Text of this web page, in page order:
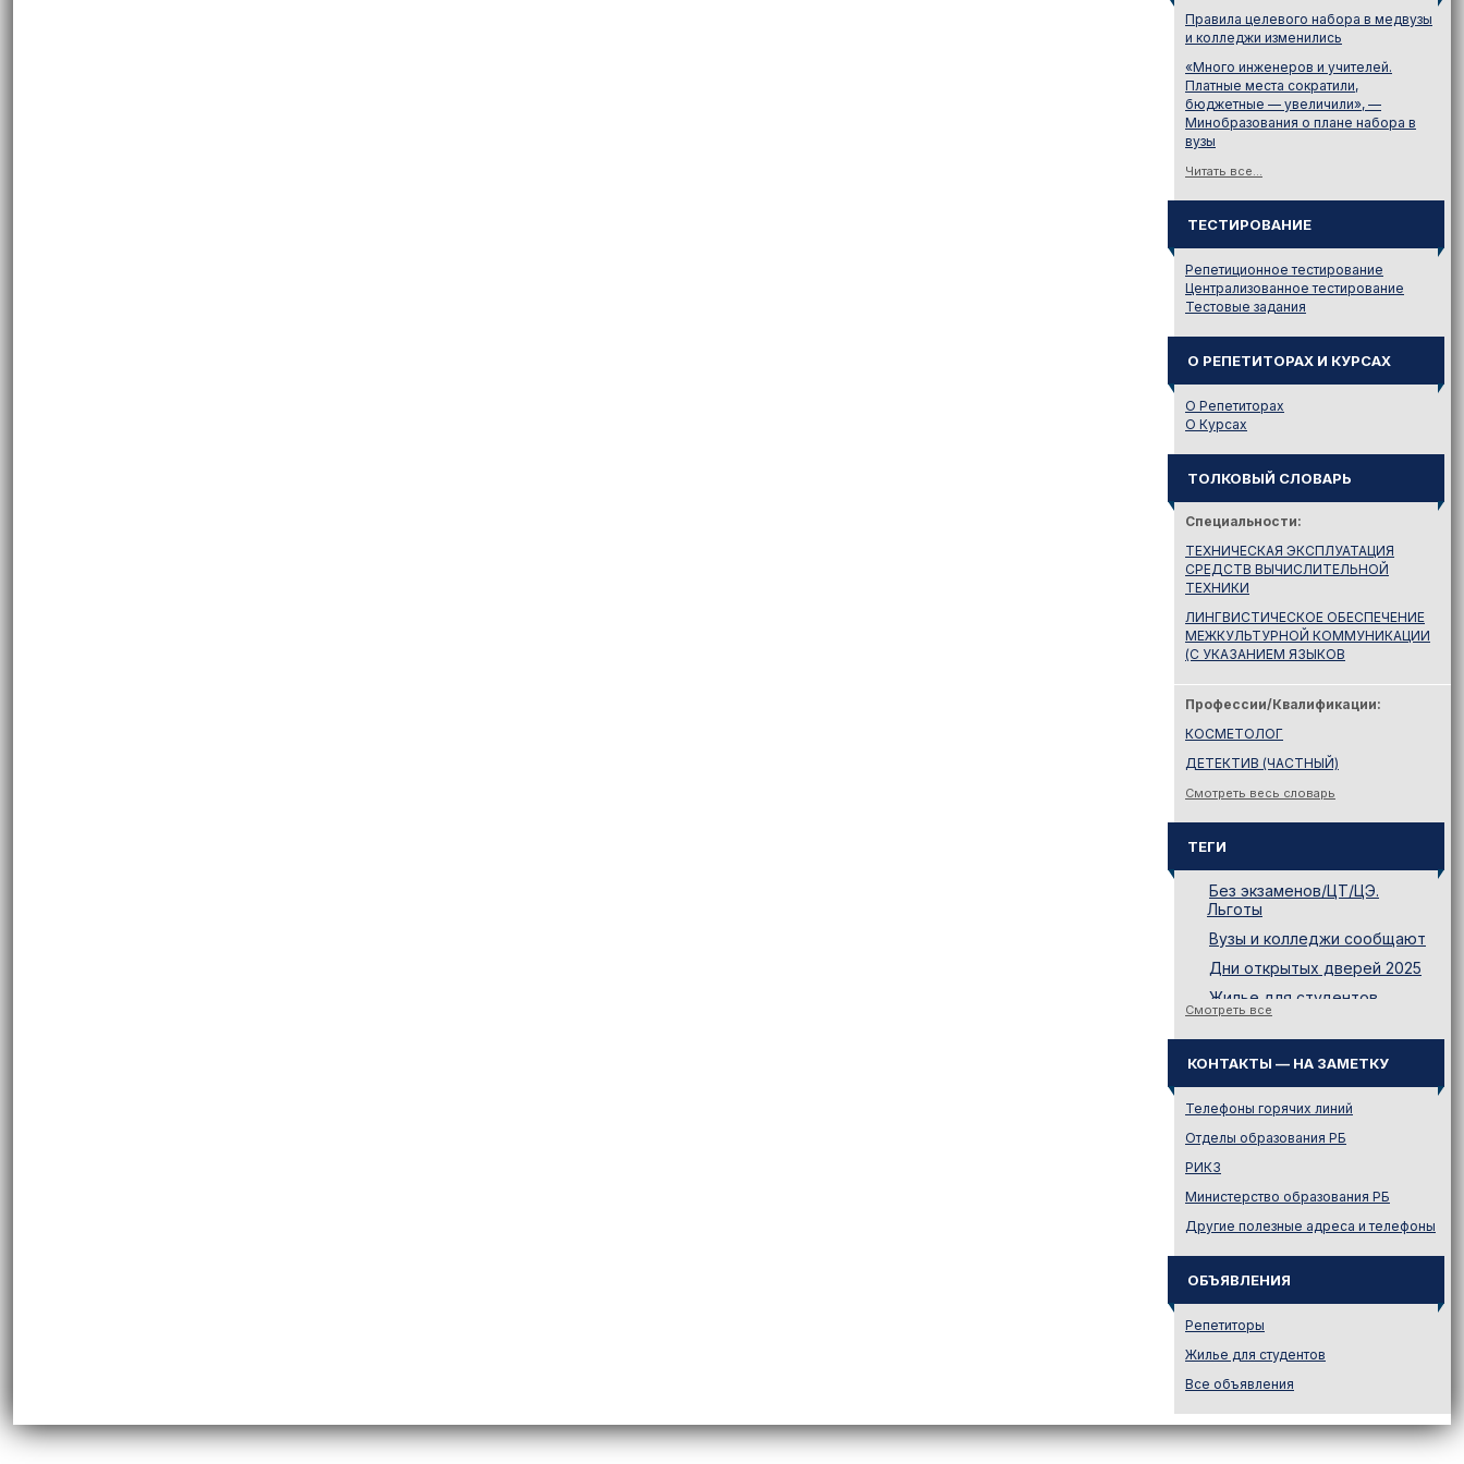
Правила целевого набора в медвузы
и колледжи изменились
«Много инженеров и учителей.
Платные места сократили,
бюджетные — увеличили», —
Минобразования о плане набора в
вузы
Читать все...
ТЕСТИРОВАНИЕ
Репетиционное тестирование
Централизованное тестирование
Тестовые задания
О РЕПЕТИТОРАХ И КУРСАХ
О Репетиторах
О Курсах
ТОЛКОВЫЙ СЛОВАРЬ
Специальности:
ТЕХНИЧЕСКАЯ ЭКСПЛУАТАЦИЯ
СРЕДСТВ ВЫЧИСЛИТЕЛЬНОЙ
ТЕХНИКИ
ЛИНГВИСТИЧЕСКОЕ ОБЕСПЕЧЕНИЕ
МЕЖКУЛЬТУРНОЙ КОММУНИКАЦИИ
(С УКАЗАНИЕМ ЯЗЫКОВ
Профессии/Квалификации:
КОСМЕТОЛОГ
ДЕТЕКТИВ (ЧАСТНЫЙ)
Смотреть весь словарь
ТЕГИ
Без экзаменов/ЦТ/ЦЭ.
Льготы
Вузы и колледжи сообщают
Дни открытых дверей 2025
Жилье для студентов
Иностранному абитуриенту
Куда поступать на твою
специальность?
Куда поступать? — Это надо
только
Подготовительные курсы
Подготовка к ЦЭ и ЦТ.
Репетиторы
Поступление в вузы
Поступление в колледжи
Профориентация
Проходные баллы в вузах
Беларуси
Распределение
Смотреть все
КОНТАКТЫ — НА ЗАМЕТКУ
Телефоны горячих линий
Отделы образования РБ
РИКЗ
Министерство образования РБ
Другие полезные адреса и телефоны
ОБЪЯВЛЕНИЯ
Репетиторы
Жилье для студентов
Все объявления